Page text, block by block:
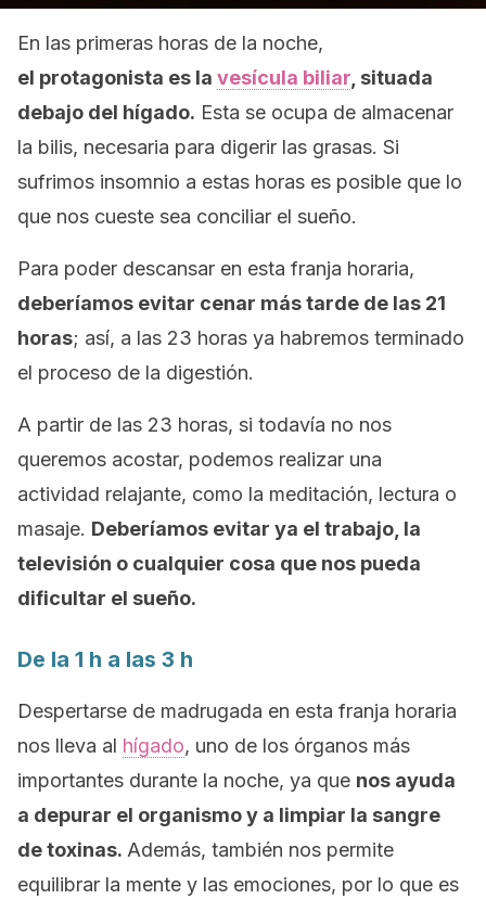
En las primeras horas de la noche,
el protagonista es la vesícula biliar , situada
debajo del hígado. Esta se ocupa de almacenar
la bilis, necesaria para digerir las grasas. Si
sufrimos insomnio a estas horas es posible que lo
que nos cueste sea conciliar el sueño.
Para poder descansar en esta franja horaria,
deberíamos evitar cenar más tarde de las 21
horas; así, a las 23 horas ya habremos terminado
el proceso de la digestión.
A partir de las 23 horas, si todavía no nos
queremos acostar, podemos realizar una
actividad relajante, como la meditación, lectura o
masaje. Deberíamos evitar ya el trabajo, la
televisión o cualquier cosa que nos pueda
dificultar el sueño.
De la 1 h a las 3 h
Despertarse de madrugada en esta franja horaria
nos lleva al hígado, uno de los órganos más
importantes durante la noche, ya que nos ayuda
a depurar el organismo y a limpiar la sangre
de toxinas. Además, también nos permite
equilibrar la mente y las emociones, por lo que es